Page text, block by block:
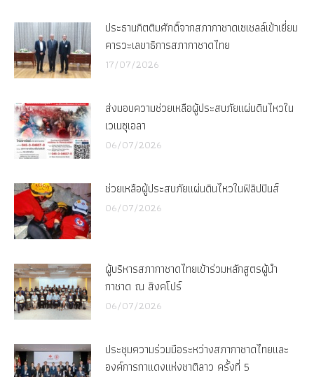
ประธานกิตติมศักดิ์จากสภากาชาดเซเชลล์เข้าเยี่ยม
คารวะเลขาธิการสภากาชาดไทย
17/07/2026
ส่งมอบความช่วยเหลือผู้ประสบภัยแผ่นดินไหวใน
เวเนซุเอลา
06/07/2026
ช่วยเหลือผู้ประสบภัยแผ่นดินไหวในฟิลิปปินส์
06/07/2026
ผู้บริหารสภากาชาดไทยเข้าร่วมหลักสูตรผู้นำ
กาชาด ณ สิงคโปร์
06/07/2026
ประชุมความร่วมมือระหว่างสภากาชาดไทยและ
องค์การกาแดงแห่งชาติลาว ครั้งที่ 5